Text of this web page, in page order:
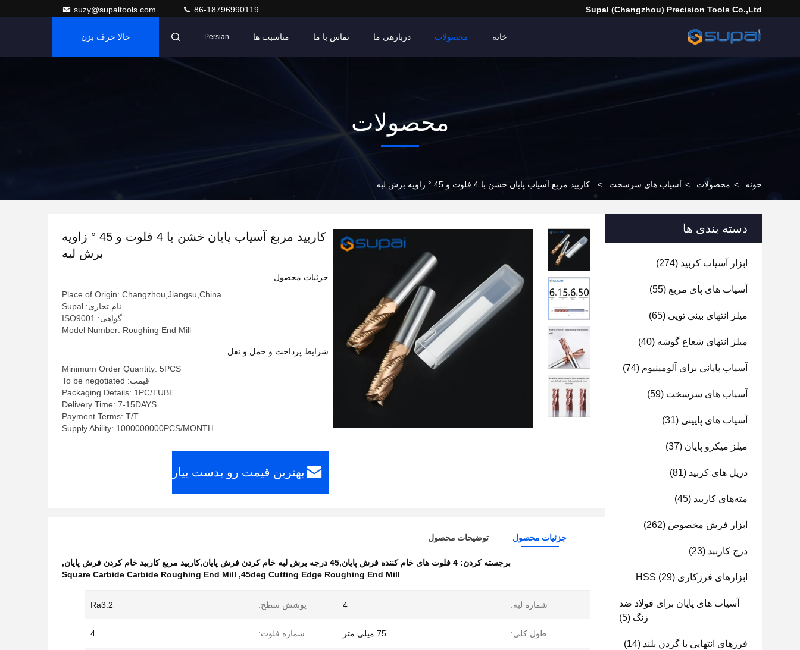
Supal (Changzhou) Precision Tools Co.,Ltd
suzy@supaltools.com 86-18796990119
خانه محصولات دربارهی ما تماس با ما مناسبت ها Persian حالا حرف بزن
محصولات
خونه > محصولات > آسیاب های سرسخت > کاربید مربع آسیاب پایان خشن با 4 فلوت و 45 ° زاویه برش لبه
دسته بندی ها
ابزار آسیاب کربید (274)
آسیاب های پای مربع (55)
میلز انتهای بینی توپی (65)
میلز انتهای شعاع گوشه (40)
آسیاب پایانی برای آلومینیوم (74)
آسیاب های سرسخت (59)
آسیاب های پایینی (31)
میلز میکرو پایان (37)
دریل های کربید (81)
مته‌های کاربید (45)
ابزار فرش مخصوص (262)
درج کاربید (23)
ابزارهای فرزکاری HSS (29)
آسیاب های پایان برای فولاد ضد
زنگ (5)
فرزهای انتهایی با گردن بلند (14)
کاربید مربع آسیاب پایان خشن با 4 فلوت و 45 ° زاویه
برش لبه
جزئیات محصول
Place of Origin: Changzhou,Jiangsu,China
نام تجاری: Supal
گواهی: ISO9001
Model Number: Roughing End Mill
شرایط پرداخت و حمل و نقل
Minimum Order Quantity: 5PCS
قیمت: To be negotiated
Packaging Details: 1PC/TUBE
Delivery Time: 7-15DAYS
Payment Terms: T/T
Supply Ability: 1000000000PCS/MONTH
بهترین قیمت رو بدست بیار
جزئیات محصول توضیحات محصول
برجسته کردن: 4 فلوت های خام کننده فرش پایان,45 درجه برش لبه خام کردن فرش پایان,کاربید مربع کاربید خام کردن فرش پایان
,
45deg Cutting Edge Roughing End Mill
,
Square Carbide Carbide Roughing End Mill
شماره لبه: 4 پوشش سطح: Ra3.2
طول کلی: 75 میلی متر شماره فلوت: 4